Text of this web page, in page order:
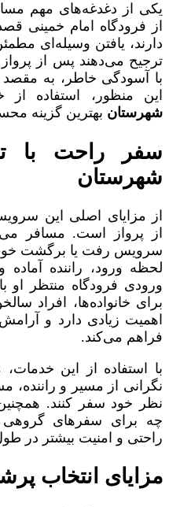
یکی از دغدغه‌های مهم
از فرودگاه امام خمینی
دارند، یافتن وسیله‌ای
ترجیح می‌دهند پس از
با آسودگی خاطر، به مقصد
این منظور، استفاده
شهرستان بهترین گزینه
سفر راحت با
شهرستان
از مزایای اصلی این
از پرواز است. مسافر
سرویس رفت یا برگشت خود
لحظه ورود، راننده
ورودی فرودگاه منتظر او
برای خانواده‌ها، افراد
اهمیت زیادی دارد و
فراهم می‌کند.
با استفاده از این
نگرانی از مسیر و راننده،
نظر خود سفر کنند.
چه برای سفرهای گروهی
راحتی و امنیت بیشتر در
مزایای انتخاب